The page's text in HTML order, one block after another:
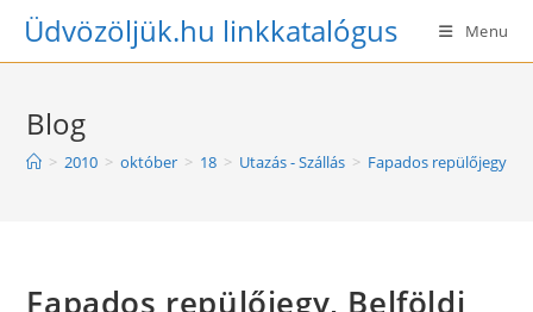
SkipÜdvözöljük.hu linkkatalógus Menu
Blog
> 2010 > október > 18 > Utazás - Szállás > Fapados repülőjegy,
Fapados repülőjegy, Belföldi